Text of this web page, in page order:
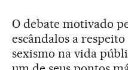
O debate motivado
escândalos a
sexismo na vida